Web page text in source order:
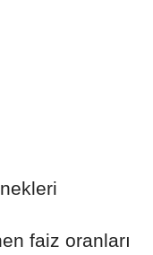
faiz oranları